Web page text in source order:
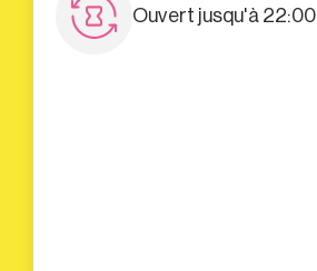
Ouvert jusqu'à 22:00